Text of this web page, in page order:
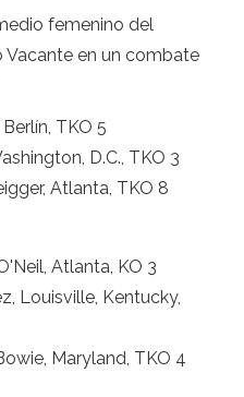
femenino del
Vacante en un combate
TKO 5
D.C., TKO 3
Atlanta, TKO 8
Atlanta, KO 3
Louisville, Kentucky,
Maryland, TKO 4